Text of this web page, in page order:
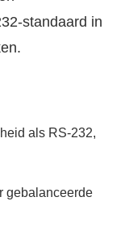
standaard in
als RS-232,
gebalanceerde